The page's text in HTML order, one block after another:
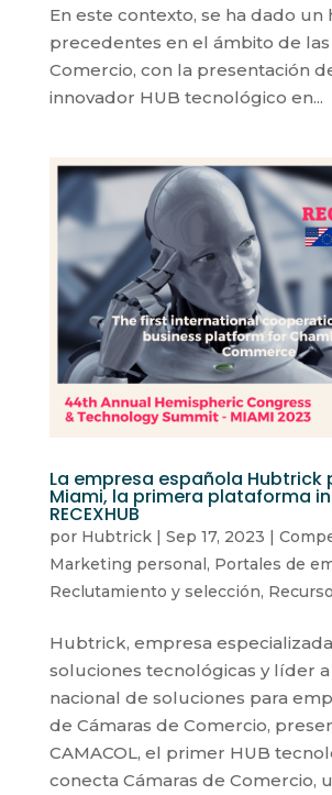
En este contexto, se ha dado un
precedentes en el ámbito de las
Comercio, con la presentación
innovador HUB tecnológico en...
La empresa española Hubtrick
Miami, la primera plataforma
RECEXHUB
por Hubtrick| Sep 17, 2023 |
Marketing personal, Portales de
Reclutamiento y selección,
Hubtrick, empresa
soluciones tecnológicas y líder a
nacional de soluciones para
de Cámaras de Comercio,
CAMACOL, el primer HUB
conecta Cámaras de Comercio,